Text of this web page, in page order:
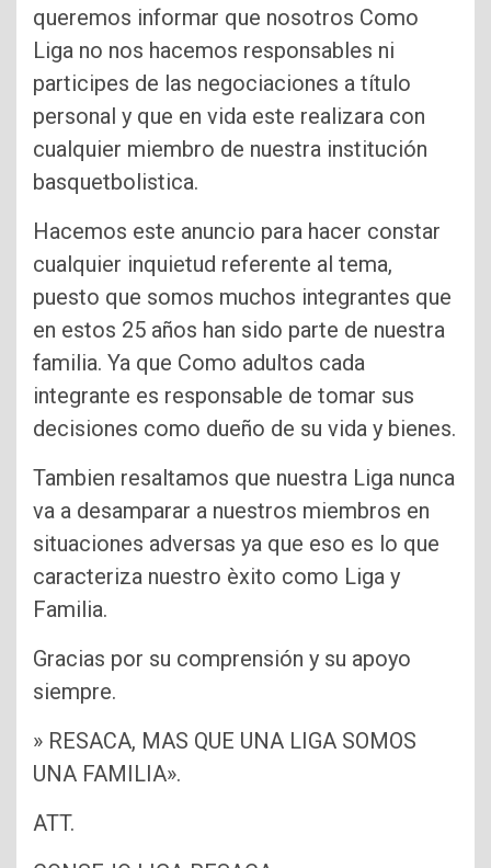
queremos informar que nosotros Como
Liga no nos hacemos responsables ni
participes de las negociaciones a título
personal y que en vida este realizara con
cualquier miembro de nuestra institución
basquetbolistica.
Hacemos este anuncio para hacer constar
cualquier inquietud referente al tema,
puesto que somos muchos integrantes que
en estos 25 años han sido parte de nuestra
familia. Ya que Como adultos cada
integrante es responsable de tomar sus
decisiones como dueño de su vida y bienes.
Tambien resaltamos que nuestra Liga nunca
va a desamparar a nuestros miembros en
situaciones adversas ya que eso es lo que
caracteriza nuestro èxito como Liga y
Familia.
Gracias por su comprensión y su apoyo
siempre.
» RESACA, MAS QUE UNA LIGA SOMOS
UNA FAMILIA».
ATT.